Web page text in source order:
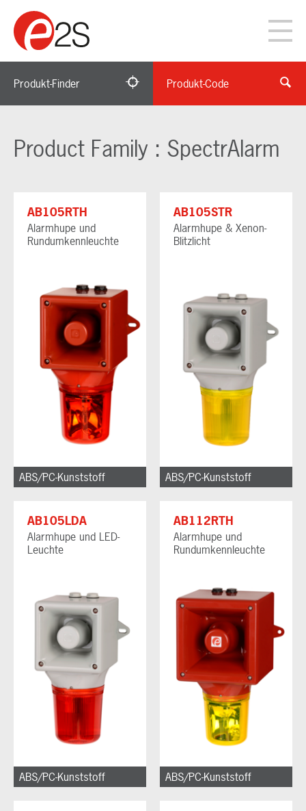
Produkt-Finder Produkt-Code
Product Family : SpectrAlarm
AB105RTH
Alarmhupe und
Rundumkennleuchte
ABS/PC-Kunststoff
AB105STR
Alarmhupe & Xenon-
Blitzlicht
ABS/PC-Kunststoff
AB105LDA
Alarmhupe und LED-
Leuchte
ABS/PC-Kunststoff
AB112RTH
Alarmhupe und
Rundumkennleuchte
ABS/PC-Kunststoff